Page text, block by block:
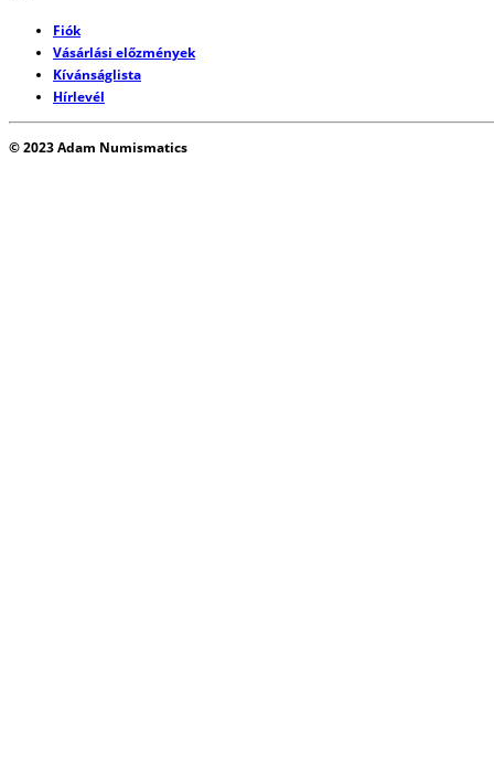
Fiók
Vásárlási előzmények
Kívánságlista
Hírlevél
© 2023 Adam Numismatics